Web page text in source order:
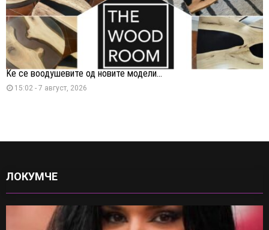
Ќе се воодушевите од новите модели...
15:02 - 7 август, 2026
ЛОКУМЧЕ